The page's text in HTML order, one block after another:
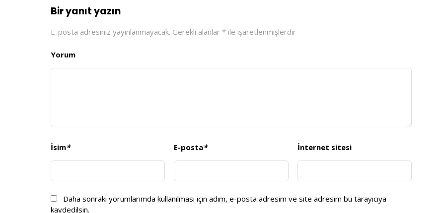
Bir yanıt yazın
E-posta adresiniz yayınlanmayacak. Gerekli alanlar * ile işaretlenmişlerdir
Yorum
İsim* E-posta* İnternet sitesi
Daha sonraki yorumlarımda kullanılması için adım, e-posta adresim ve site adresim bu tarayıcıya
kaydedilsin.